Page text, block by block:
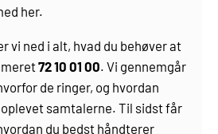
her.
vi ned i alt, hvad du behøver at
72 10 01 00. Vi gennemgår
de ringer, og hvordan
samtalerne. Til sidst får
du bedst håndterer